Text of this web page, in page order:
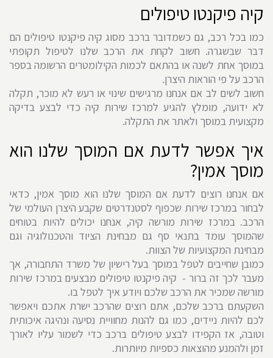
קיה פיקנטו טיפולים
כמו בכל רכב, גם כשמדובר ברכב מסוג קיה פיקנטו טיפולים הם
דבר שבשגרה. חשוב לקחת את הרכב שלנו לטיפול תקופתי
במוסך אחת לשנה או בהתאם לכמות הקילומטרים הרשומה בספר
הרכב על פי הוראות היצרן.
חשוב לשים לב אם אנחנו מרגישים שינוי או רעש לא מוכר, תקלה
לא ידועה, מומלץ להגיע למרכז שירות קיה כדי לבצע בדיקה
מקצועית במוסך ולאתר את התקלה.
איך אפשר לדעת אם המוסך שלנו הוא
מוסך אמין?
אם אנחנו רוצים לדעת אם המוסך שלנו הוא מוסך אמין, כדאי
לבחור במרכז שירות שכפוף לסטנדרטים שקבע היצרן העולמי של
הרכב. במרכז שירות מורשה קיה, אנחנו יכולים להיות בטוחים
שהמוסך עומד בתנאי סף גם מבחינת הציוד והטכנולוגיה וגם
מבחינת המקצועיות של הצוות.
כמובן שחייבים לטפל במוסך בעל רישיון של משרד התחבורה, אך
מעבר לכך זה ברור - קיה פיקנטו טיפולים מבצעים במרכז שירות
מורשה שמכיר את הרכב שלכם ויודע איך לטפל בו.
השקעתם ברכב שלכם, אתם רוצים שהרכב ישרת אתכם ויאפשר
לכם להיות ניידים, כמו גם להנות מחוויית נסיעה ונהיגה איכותית
וטובה, אז הקפידו לבצע טיפולים ברכב כדי לשמור עליו לאורך
זמן ולהמנע מהוצאות כספיות מיותרות.